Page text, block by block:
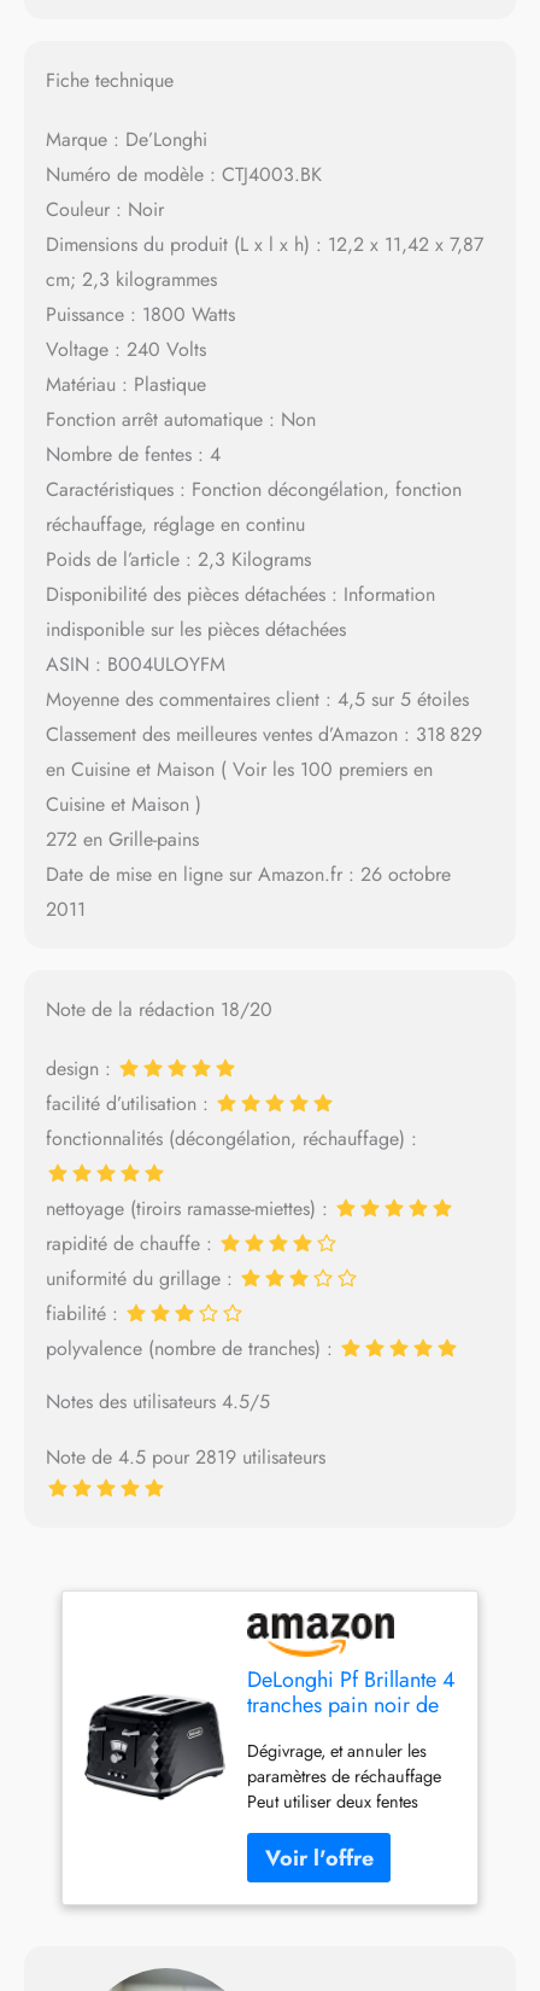
Fiche technique
Marque : De’Longhi
Numéro de modèle : CTJ4003.BK
Couleur : Noir
Dimensions du produit (L x l x h) : 12,2 x 11,42 x 7,87
cm; 2,3 kilogrammes
Puissance : 1800 Watts
Voltage : 240 Volts
Matériau : Plastique
Fonction arrêt automatique : Non
Nombre de fentes : 4
Caractéristiques : Fonction décongélation, fonction
réchauffage, réglage en continu
Poids de l’article : 2,3 Kilograms
Disponibilité des pièces détachées : Information
indisponible sur les pièces détachées
ASIN : B004ULOYFM
Moyenne des commentaires client : 4,5 sur 5 étoiles
Classement des meilleures ventes d’Amazon : 318 829
en Cuisine et Maison ( Voir les 100 premiers en
Cuisine et Maison )
272 en Grille-pains
Date de mise en ligne sur Amazon.fr : 26 octobre
2011
Note de la rédaction 18/20
design :
facilité d’utilisation :
fonctionnalités (décongélation, réchauffage) :
nettoyage (tiroirs ramasse-miettes) :
rapidité de chauffe :
uniformité du grillage :
fiabilité :
polyvalence (nombre de tranches) :
Notes des utilisateurs 4.5/5
Note de 4.5 pour 2819 utilisateurs
DeLonghi Pf Brillante 4
tranches pain noir de
Dégivrage, et annuler les
paramètres de réchauffage
Peut utiliser deux fentes
indépendamment Contrôle
de brunissement variable
Position la plus haute pour
un retrait facile des petites